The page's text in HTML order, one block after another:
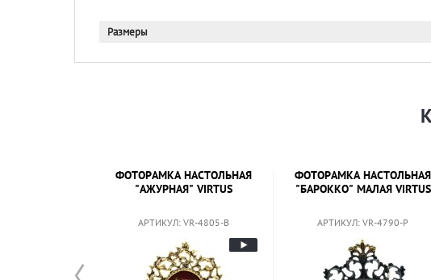
Размеры
ФОТОРАМКА НАСТОЛЬНАЯ
"АЖУРНАЯ" VIRTUS
АРТИКУЛ: VR-4805-B
ФОТОРАМКА НАСТОЛЬНАЯ
"БАРОККО" МАЛАЯ VIRTUS
АРТИКУЛ: VR-4790-P